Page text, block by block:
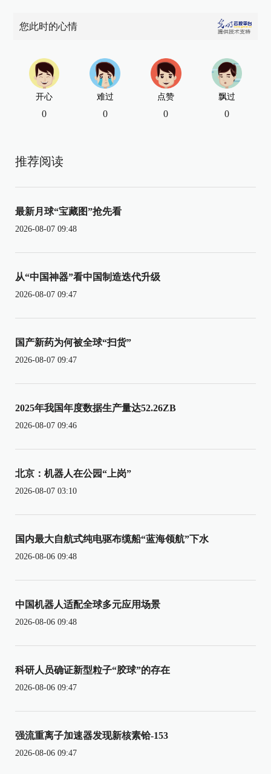
您此时的心情
开心
0
难过
0
点赞
0
飘过
0
推荐阅读
最新月球“宝藏图”抢先看
2026-08-07 09:48
从“中国神器”看中国制造迭代升级
2026-08-07 09:47
国产新药为何被全球“扫货”
2026-08-07 09:47
2025年我国年度数据生产量达52.26ZB
2026-08-07 09:46
北京：机器人在公园“上岗”
2026-08-07 03:10
国内最大自航式纯电驱布缆船“蓝海领航”下水
2026-08-06 09:48
中国机器人适配全球多元应用场景
2026-08-06 09:48
科研人员确证新型粒子“胶球”的存在
2026-08-06 09:47
强流重离子加速器发现新核素铪-153
2026-08-06 09:47